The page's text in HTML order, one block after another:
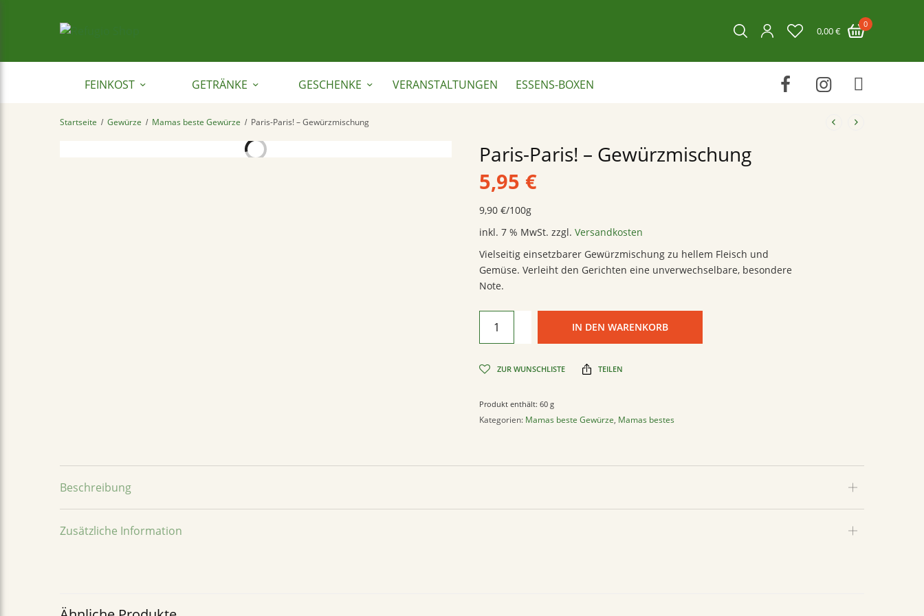
0,00€
0
FEINKOST GETRÄNKE GESCHENKE VERANSTALTUNGEN ESSENS-BOXEN
Startseite / Gewürze / Mamas beste Gewürze / Paris-Paris! – Gewürzmischung
Paris-Paris! – Gewürzmischung
5,95 €
9,90€/100g
inkl. 7 % MwSt. zzgl.Versandkosten
Vielseitig einsetzbarer Gewürzmischung zu hellem Fleisch und
Gemüse. Verleiht den Gerichten eine unverwechselbare, besondere
Note.
IN DEN WARENKORB
ZUR WUNSCHLISTE TEILEN
Produkt enthält: 60g
Kategorien: Mamas beste Gewürze, Mamas bestes
Beschreibung
Zusätzliche Information